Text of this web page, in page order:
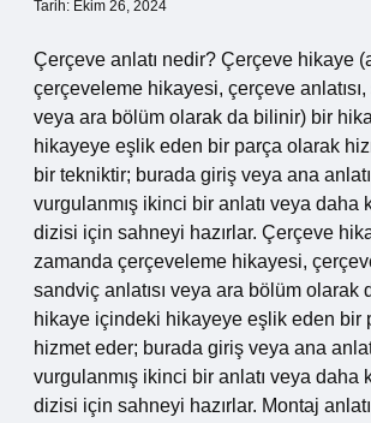
Tarih: Ekim 26, 2024
Çerçeve anlatı nedir? Çerçeve hikaye
çerçeveleme hikayesi, çerçeve anlatısı,
veya ara bölüm olarak da bilinir) bir
hikayeye eşlik eden bir parça olarak
bir tekniktir; burada giriş veya ana
vurgulanmış ikinci bir anlatı veya daha
dizisi için sahneyi hazırlar. Çerçeve
zamanda çerçeveleme hikayesi,
sandviç anlatısı veya ara bölüm olarak
hikaye içindeki hikayeye eşlik eden bir
hizmet eder; burada giriş veya ana
vurgulanmış ikinci bir anlatı veya daha
dizisi için sahneyi hazırlar. Montaj